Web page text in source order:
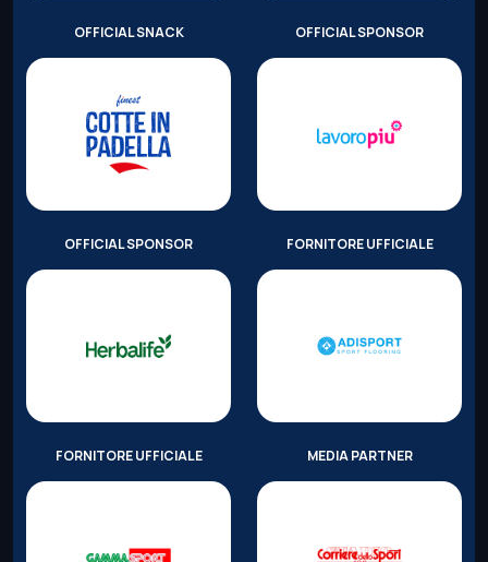
OFFICIAL SNACK OFFICIAL SPONSOR
OFFICIAL SPONSOR FORNITORE UFFICIALE
FORNITORE UFFICIALE MEDIA PARTNER